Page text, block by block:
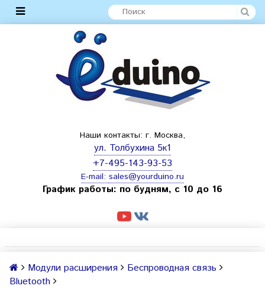
Наши контакты: г. Москва,
ул. Толбухина 5к1
+7-495-143-93-53
E-mail: sales@yourduino.ru
График работы: по будням, с 10 до 16
Модули расширения
Беспроводная связь
Bluetooth